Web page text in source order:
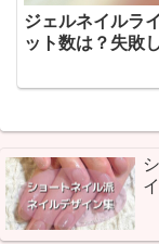
ジェルネイルラ
ット数は？失敗